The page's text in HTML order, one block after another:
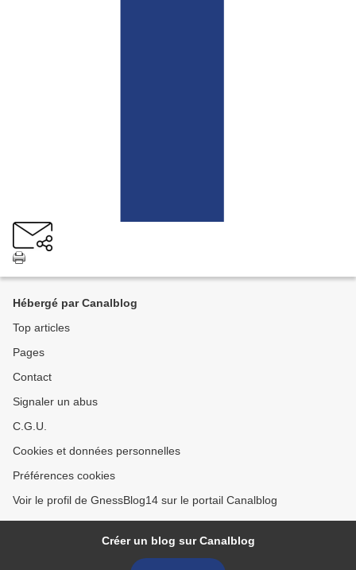
Hébergé par Canalblog
Top articles
Pages
Contact
Signaler un abus
C.G.U.
Cookies et données personnelles
Préférences cookies
Voir le profil de GnessBlog14 sur le portail Canalblog
Créer un blog sur Canalblog